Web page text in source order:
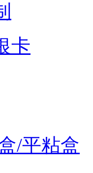
卡
/平粘盒